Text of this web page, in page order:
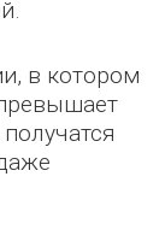
в котором